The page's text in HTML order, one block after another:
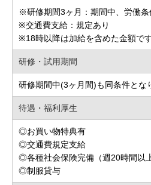
※研修期間3ヶ月：期間中、労働条
※交通費支給：規定あり
※18時以降は加給を含めた金額です
研修・試用期間
研修期間中(3ヶ月間)も同条件とな
待遇・福利厚生
◎お買い物特典有
◎交通費規定支給
◎各種社会保険完備（週20時間以
◎制服貸与